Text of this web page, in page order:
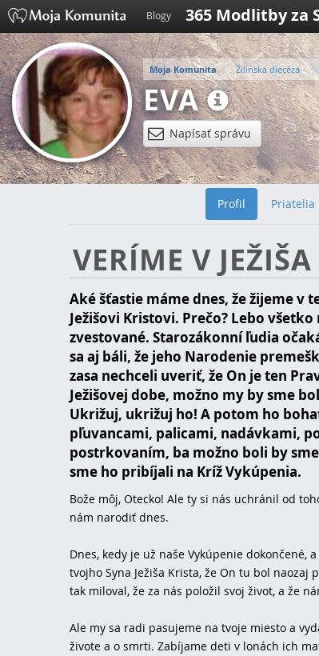
Blogy 365 Modlitby za
Moja Komunita Žilinská diecéza
EVA
Napísať správu
Profil Priatelia
VERÍME V
Aké šťastie máme dnes, že žijeme v
Ježišovi Kristovi. Prečo? Lebo všetko
zvestované. Starozákonní ľudia
sa aj báli, že jeho Narodenie
zasa nechceli uveriť, že On je ten
Ježišovej dobe, možno my by sme
Ukrižuj, ukrižuj ho! A potom ho
pľuvancami, palicami, nadávkami,
postrkovaním, ba možno boli by
sme ho pribíjali na Kríž Vykúpenia.
Bože môj, Otecko! Ale ty si nás uchránil od
nám narodiť dnes.
Dnes, kedy je už naše Vykúpenie dokončené,
tvojho Syna Ježiša Krista, že On tu bol naozaj
tak miloval, že za nás položil svoj život, a že
Ale my sa radi pasujeme na tvoje miesto a
živote a o smrti. Zabíjame deti v lonách ich